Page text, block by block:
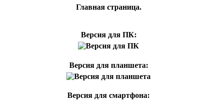
Главная страница.
Версия для ПК:
Версия для планшета:
Версия для смартфона: